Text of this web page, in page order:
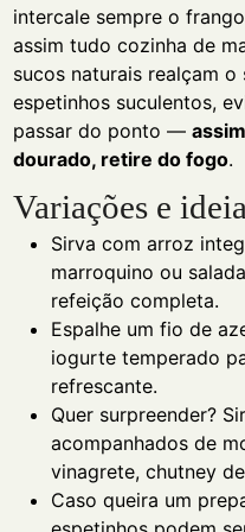
intercale sempre o
assim tudo cozinha de
sucos naturais realçam o
espetinhos suculentos,
passar do ponto —
dourado, retire do fogo.
Variações e
Sirva com arroz
marroquino ou
refeição completa.
Espalhe um fio de
iogurte temperado
refrescante.
Quer surpreender?
acompanhados de
vinagrete, chutney
Caso queira um